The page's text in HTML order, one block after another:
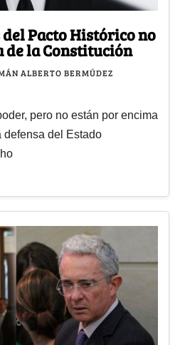
del Pacto Histórico no
de la Constitución
ALBERTO BERMÚDEZ
pero no están por encima
defensa del Estado